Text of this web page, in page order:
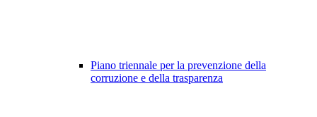
Piano triennale per la prevenzione della
corruzione e della trasparenza